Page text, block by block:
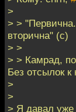
>
> >
вторична" (с)
> >
> > Камрад,
Без отсылок
>
>
> Я давал уже